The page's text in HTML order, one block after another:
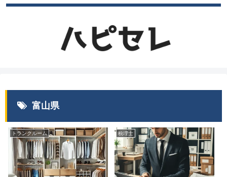
富山県
トランクルーム 税理士